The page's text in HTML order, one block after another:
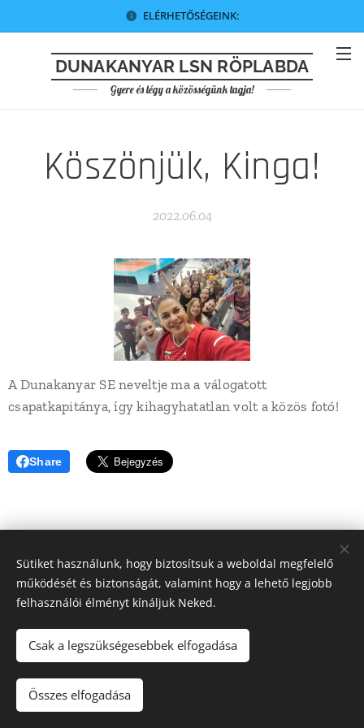
ELÉRHETŐSÉGEINK:
DUNAKANYAR LSN RÖPLABDA
Gyere és légy a közösségünk tagja!
Köszönjük, Kinga!
2022.06.04
A Dunakanyar SE neveltje ma a válogatott
csapatkapitánya, így kihagyhatatlan volt a közös fotó!
Share
© 2022 Dunakanyar LSN Röplabda | Minden jog fenntartva |
Webdesign: Ádám Építő Kft.
Sütiket használunk, hogy biztosítsuk a weboldal megfelelő
működését és biztonságát, valamint hogy a lehető legjobb
felhasználói élményt kínáljuk Neked.
Csak a legszükségesebbek elfogadása
Összes elfogadása